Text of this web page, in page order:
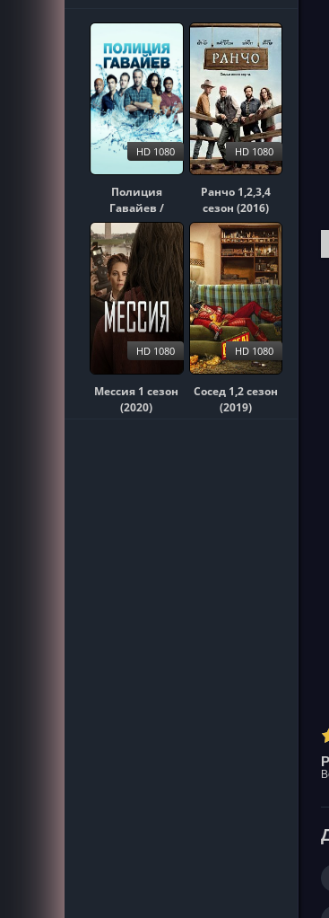
Полиция
Гавайев /
Гавайи 5-0
1,2,3,4,5,6,7,8,9,10
сезон (2010)
HD 1080
Ранчо 1,2,3,4
сезон (2016)
HD 1080
Мессия 1 сезон
(2020)
HD 1080
Сосед 1,2 сезон
(2019)
HD 1080